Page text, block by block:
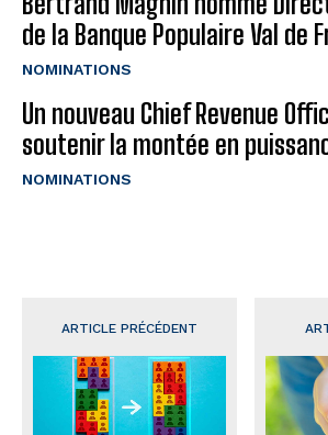
de la Banque Populaire Val de
NOMINATIONS
Un nouveau Chief Revenue
soutenir la montée en
NOMINATIONS
ARTICLE PRÉCÉDENT